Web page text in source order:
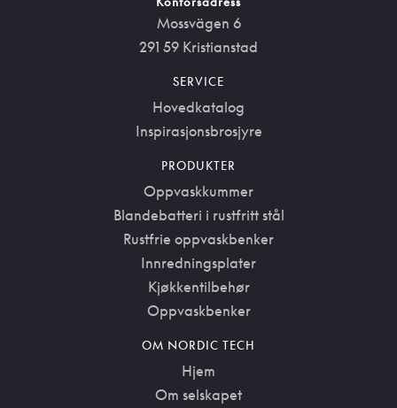
Mossvägen 6
291 59 Kristianstad
SERVICE
Hovedkatalog
Inspirasjonsbrosjyre
PRODUKTER
Oppvaskkummer
Blandebatteri i rustfritt stål
Rustfrie oppvaskbenker
Innredningsplater
Kjøkkentilbehør
Oppvaskbenker
OM NORDIC TECH
Hjem
Om selskapet